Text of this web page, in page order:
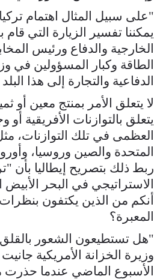
"على سبيل المثال اهتمام
يمكننا تفسير الزيارة التي قام
الخارجية والدفاع ورئيس
الطاقة وكبار المسؤولين في
الدفاعية والتجارة إلى هذا
لا يتعلق الأمر بمنتج معين أو
يتعلق بالتوازنات الأفريقية أو
العظمى في تلك التوازنات،
المتحدة والصين وروسيا،
ربط ذلك بتصريح إيطاليا بأن
الاستراتيجي في البحر
أنكم من الذين يكتفون
المعبرة؟
"هل تستطيعون الشعور
وزيرة الخزانة الأمريكية
الأسبوع الماضي عندما